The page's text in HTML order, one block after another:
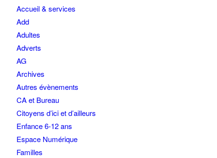
Accueil & services
Add
Adultes
Adverts
AG
Archives
Autres évènements
CA et Bureau
Citoyens d’ici et d’ailleurs
Enfance 6-12 ans
Espace Numérique
Familles